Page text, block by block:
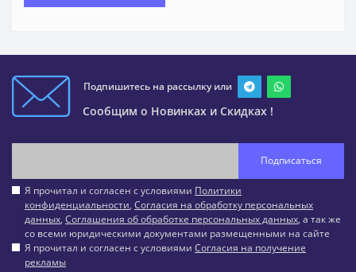
Подпишитесь на рассылку или
Сообщим о Новинках и Скидках !
Подписаться
Я прочитал и согласен с условиями Политики
конфиденциальности, Согласия на обработку персональных
данных, Соглашения об обработке персональных данных, а так же
со всеми юридическими документами размещенными на сайте
Я прочитал и согласен с условиями Согласия на получение
рекламы